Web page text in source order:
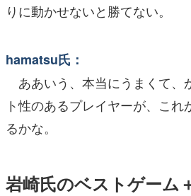
りに動かせないと勝てない。
hamatsu氏：
ああいう、本当にうまくて、
ト性のあるプレイヤーが、これ
るかな。
岩崎氏のベストゲーム